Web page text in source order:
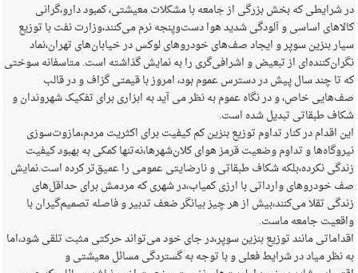
در شرایطی که بخش بزرگی از جامعه با مشکلات معیشتی، کمبود دارو،گرانی
کالاهای اساسی و آلودگی شدید هوا دست‌وپنجه نرم می‌کنند،وزارت نفت با توزیع
سیار بنزین سوپر و ایجاد صف‌های خودروهای لوکس در خیابان‌های تهران،نماد
نگران‌کننده‌ای از تبعیض و اشرافی‌گری را به نمایش گذاشته است. متاسفانه سوختی
که تا چند سال پیش در دسترس عموم بود، امروز با قیمتی گزاف و در قالب
صف‌هایی خاص، و در نگاه عموم به نظر می آید به ابزاری برای تفکیک شهروندان و
شکاف طبقاتی تبدیل شده است.
این اقدام در کنار تداوم توزیع بنزین کم کیفیت برای اکثریت مردم،مازوت‌سوزی
نیروگاه‌ها و تداوم وضعیت قرمز هوای کلان‌شهرها،نه‌تنها کمکی به بهبود کیفیت
زندگی نکرده،بلکه شکاف طبقاتی و نارضایتی عمومی را عمیق‌تر کرده است.نمایش
صف خودروهای وارداتی با ارزی کمیاب،در شهری که مردمش برای حداقل‌های
زندگی تقلا می‌کنند،بیش از هر چیز بیانگر ضعف تدبیر و فاصله تصمیم‌گیران با
واقعیت جامعه ماست.
اقداماتی مانند توزیع بنزین سوپر،در جای خود می‌تواند حرکتی مثبت تلقی شود،اما
به نظر میاد در شرایط فعلی و با توجه به گستردگی مسائل معیشتی و